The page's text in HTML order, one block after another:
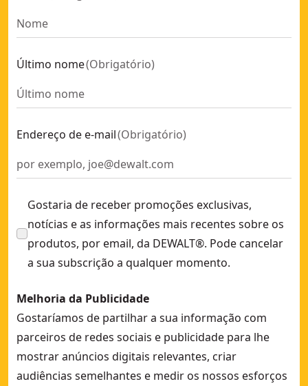
Último nome(Obrigatório)
Endereço de e-mail(Obrigatório)
Gostaria de receber promoções exclusivas,
notícias e as informações mais recentes sobre os
produtos, por email, da DEWALT®. Pode cancelar
a sua subscrição a qualquer momento.
Melhoria da Publicidade
Gostaríamos de partilhar a sua informação com
parceiros de redes sociais e publicidade para lhe
mostrar anúncios digitais relevantes, criar
audiências semelhantes e medir os nossos esforços